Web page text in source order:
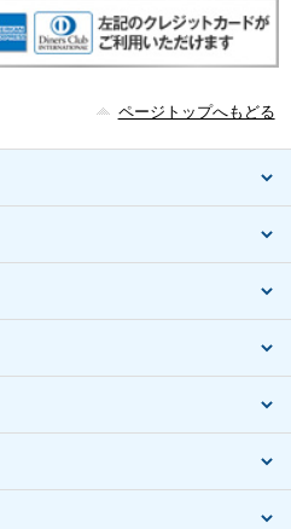
ページトップへもどる